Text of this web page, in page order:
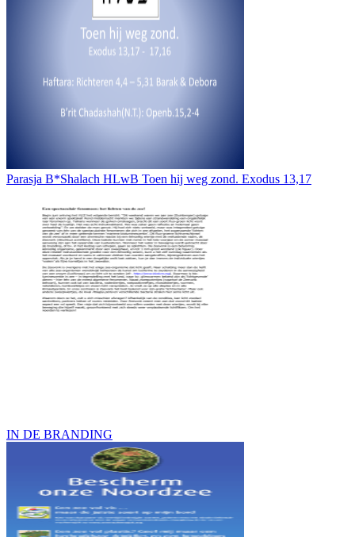
Parasja B*Shalach HLwB Toen hij weg zond. Exodus 13,17
IN DE BRANDING